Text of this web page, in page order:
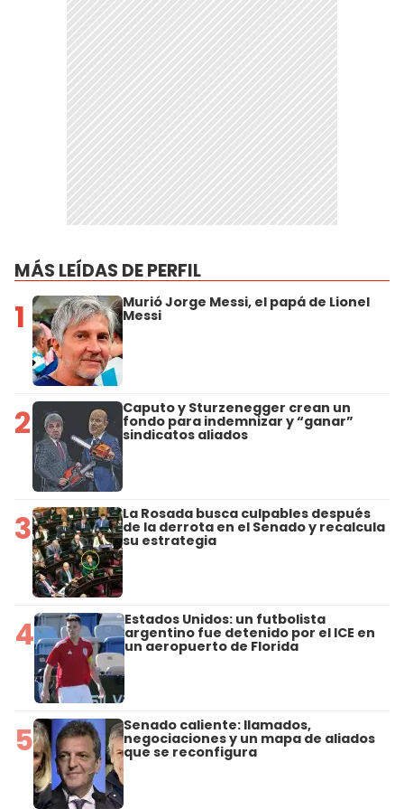
MÁS LEÍDAS DE PERFIL
1 Murió Jorge Messi, el papá de Lionel
Messi
2 Caputo y Sturzenegger crean un
fondo para indemnizar y “ganar”
sindicatos aliados
3 La Rosada busca culpables después
de la derrota en el Senado y recalcula
su estrategia
4 Estados Unidos: un futbolista
argentino fue detenido por el ICE en
un aeropuerto de Florida
5 Senado caliente: llamados,
negociaciones y un mapa de aliados
que se reconfigura